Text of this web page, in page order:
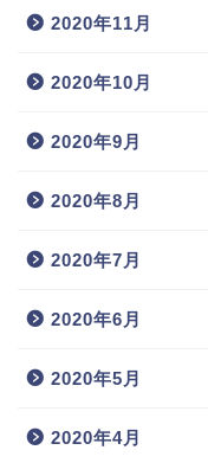
2020年11月
2020年10月
2020年9月
2020年8月
2020年7月
2020年6月
2020年5月
2020年4月